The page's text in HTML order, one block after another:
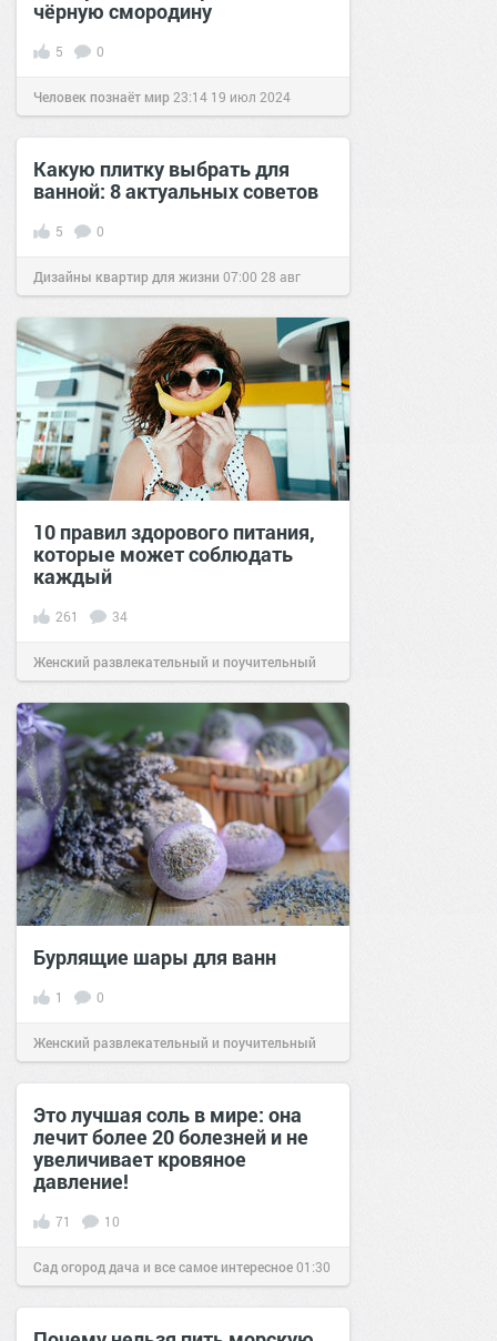
чёрную смородину
5 0
Человек познаёт мир 23:14 19 июл 2024
Какую плитку выбрать для
ванной: 8 актуальных советов
5 0
Дизайны квартир для жизни 07:00 28 авг
2016
10 правил здорового питания,
которые может соблюдать
каждый
261 34
Женский развлекательный и поучительный
сайт.23:1610 май 2021
Бурлящие шары для ванн
1 0
Женский развлекательный и поучительный
сайт. 19:1006 окт 2024
Это лучшая соль в мире: она
лечит более 20 болезней и не
увеличивает кровяное
давление!
71 10
Сад огород дача и все самое интересное01:30
11 июл 2018